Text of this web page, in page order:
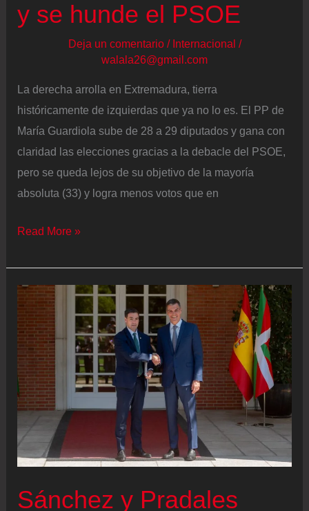
y
encima
de
2023
y se hunde el PSOE
Deja un comentario / Internacional /
walala26@gmail.com
La derecha arrolla en Extremadura, tierra
históricamente de izquierdas que ya no lo es. El PP de
María Guardiola sube de 28 a 29 diputados y gana con
claridad las elecciones gracias a la debacle del PSOE,
pero se queda lejos de su objetivo de la mayoría
absoluta (33) y logra menos votos que en
La
arrolla
en
Extremadura:
gana
Guardiola
sin
mayoría
absoluta,
se
dispara
y
Read More »
Sánchez y Pradales